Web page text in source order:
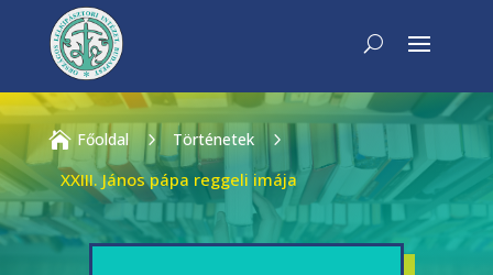
 Főoldal 5 Történetek 5
XXIII. János pápa reggeli imája